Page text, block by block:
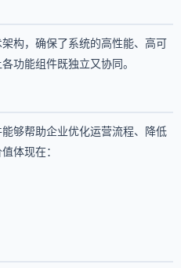
构，确保了系统的高性能、高可
功能组件既独立又协同。
够帮助企业优化运营流程、降低
体现在：